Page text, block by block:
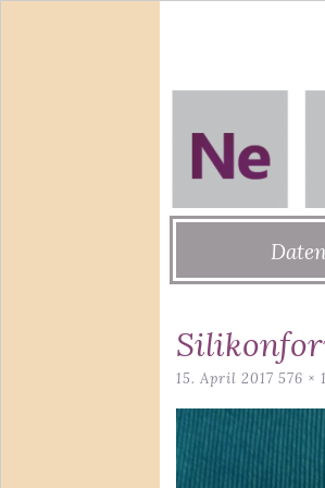
to
15. April 2017 576 ×